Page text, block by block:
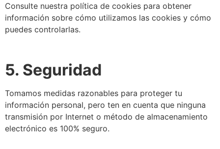
Consulte nuestra política de cookies para obtener
información sobre cómo utilizamos las cookies y cómo
puedes controlarlas.
5. Seguridad
Tomamos medidas razonables para proteger tu
información personal, pero ten en cuenta que ninguna
transmisión por Internet o método de almacenamiento
electrónico es 100% seguro.